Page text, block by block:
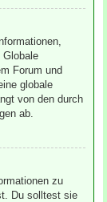
Forum und
globale
von den durch
ab.
zu
Du solltest sie